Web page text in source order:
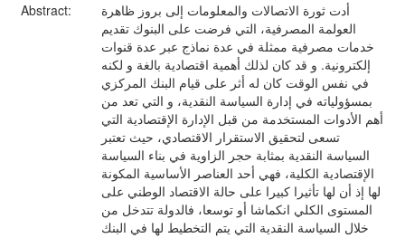
Abstract:
أدت ثورة الاتصالات والمعلومات إلى بروز ظاهرة
العولمة المصرفية، التي فرضت على البنوك تقديم
خدمات مصرفية ممثلة في عدة نماذج عبر عدة قنوات
إلكترونية. و قد كان لذلك أهمية اقتصادية بالغة و لكنه
في نفس الوقت كان له أثر على قيام البنك المركزي
بمسؤولياته في إدارة السياسة النقدية، و التي تعد من
أهم الأدوات المستخدمة من قبل الإدارة الإقتصادية التي
تسعى لتحقيق الاستقرار الاقتصادي، حيث تعتبر
السياسة النقدية بمثابة حجر الزاوية في بناء السياسة
الإقتصادية الكلية، فهي أحد العناصر الأساسية المكونة
لها إذ أن لها تأثيرا كبيرا على حالة الاقتصاد الوطني على
المستوى الكلي انكماشا أو توسعا، فالدولة تتدخل من
خلال السياسة النقدية التي يتم التخطيط لها في البنك